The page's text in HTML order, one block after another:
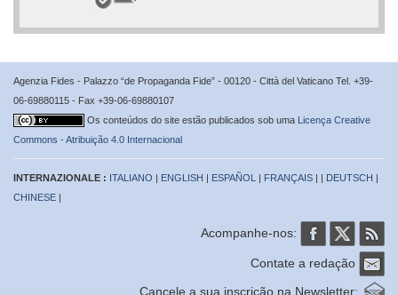
Agenzia Fides - Palazzo “de Propaganda Fide” - 00120 - Città del Vaticano Tel. +39-
06-69880115 - Fax +39-06-69880107
Os conteúdos do site estão publicados sob uma Licença Creative
Commons - Atribuição 4.0 Internacional
INTERNAZIONALE : ITALIANO | ENGLISH | ESPAÑOL | FRANÇAIS | | DEUTSCH |
CHINESE |
Acompanhe-nos:
Contate a redação
Cancele a sua inscrição na Newsletter: